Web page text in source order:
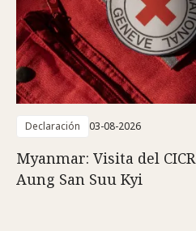
Declaración 03-08-2026
Myanmar: Visita del
Aung San Suu Kyi